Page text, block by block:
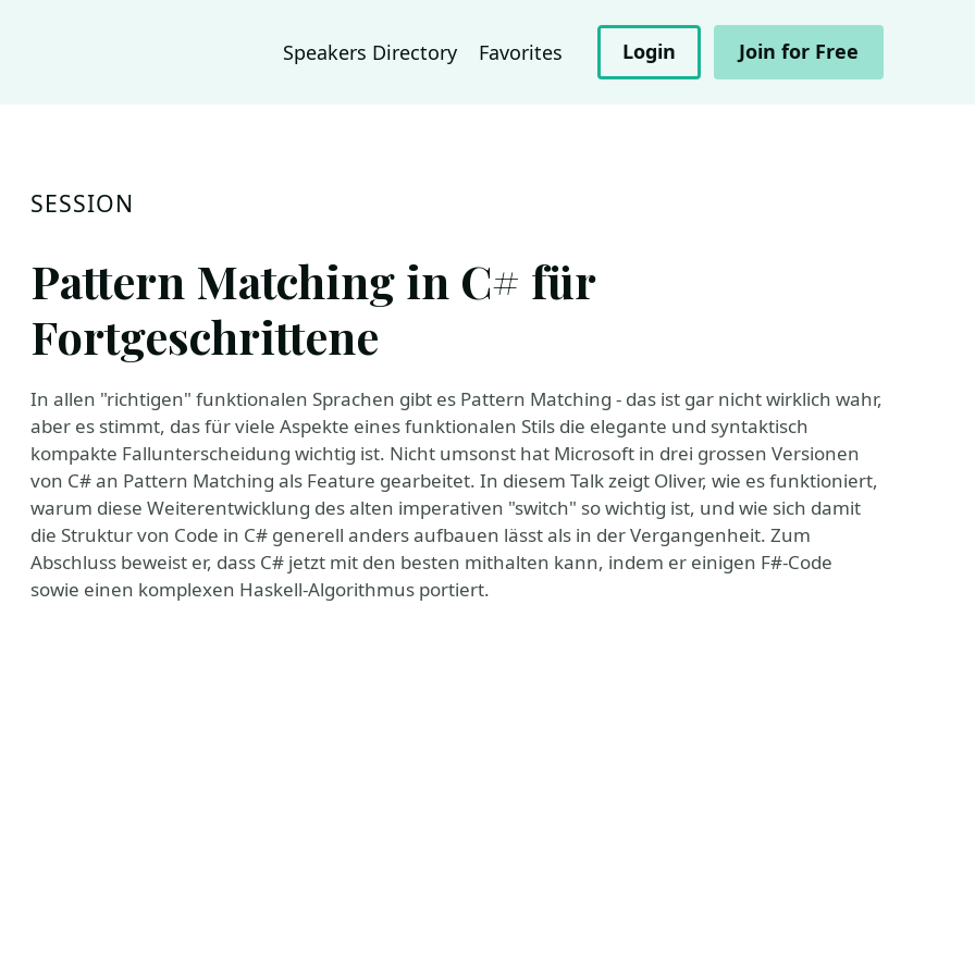
Speakers Directory Favorites Login Join for Free
SESSION
Pattern Matching in C# für
Fortgeschrittene
In allen "richtigen" funktionalen Sprachen gibt es Pattern Matching - das ist gar nicht wirklich wahr,
aber es stimmt, das für viele Aspekte eines funktionalen Stils die elegante und syntaktisch
kompakte Fallunterscheidung wichtig ist. Nicht umsonst hat Microsoft in drei grossen Versionen
von C# an Pattern Matching als Feature gearbeitet. In diesem Talk zeigt Oliver, wie es funktioniert,
warum diese Weiterentwicklung des alten imperativen "switch" so wichtig ist, und wie sich damit
die Struktur von Code in C# generell anders aufbauen lässt als in der Vergangenheit. Zum
Abschluss beweist er, dass C# jetzt mit den besten mithalten kann, indem er einigen F#-Code
sowie einen komplexen Haskell-Algorithmus portiert.